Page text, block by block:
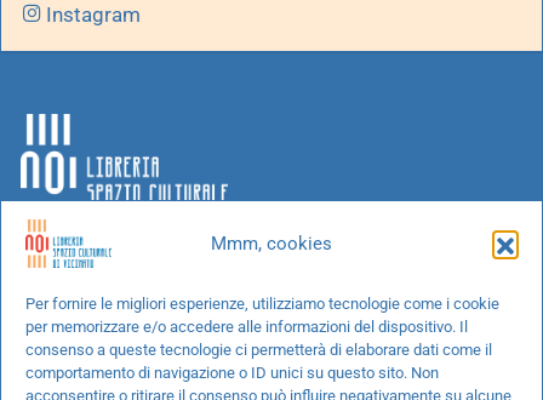
Mmm, cookies
Per fornire le migliori esperienze, utilizziamo tecnologie come i cookie
per memorizzare e/o accedere alle informazioni del dispositivo. Il
consenso a queste tecnologie ci permetterà di elaborare dati come il
comportamento di navigazione o ID unici su questo sito. Non
acconsentire o ritirare il consenso può influire negativamente su alcune
Instagram
Chi siamo
Progetti speciali
Richiedi un libro